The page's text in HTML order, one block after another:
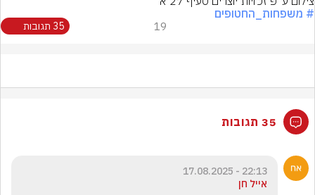
# משפחות_החטופים
19 35 תגובות
35 תגובות
22:13 - 17.08.2025
אייל חן